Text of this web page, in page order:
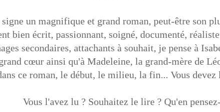
un magnifique et grand roman, peut-être son
bien écrit, passionnant, soigné, documenté,
secondaires, attachants à souhait, je pense à
cœur ainsi qu'à Madeleine, la grand-mère de
ce roman, le début, le milieu, la fin... Vous
Vous l'avez lu ? Souhaitez le lire ? Qu'en